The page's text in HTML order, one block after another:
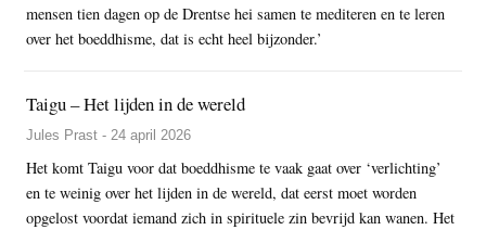
mensen tien dagen op de Drentse hei samen te mediteren en te leren
over het boeddhisme, dat is echt heel bijzonder.’
Taigu – Het lijden in de wereld
Jules Prast - 24 april 2026
Het komt Taigu voor dat boeddhisme te vaak gaat over ‘verlichting’
en te weinig over het lijden in de wereld, dat eerst moet worden
opgelost voordat iemand zich in spirituele zin bevrijd kan wanen. Het